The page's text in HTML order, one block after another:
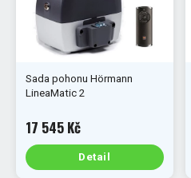
Sada pohonu Hörmann
LineaMatic 2
17 545 Kč
Detail